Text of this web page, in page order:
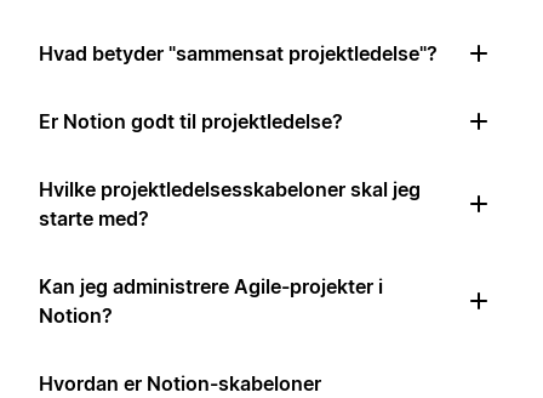
Hvad betyder "sammensat projektledelse"?
Er Notion godt til projektledelse?
Hvilke projektledelsesskabeloner skal jeg
starte med?
Kan jeg administrere Agile-projekter i
Notion?
Hvordan er Notion-skabeloner